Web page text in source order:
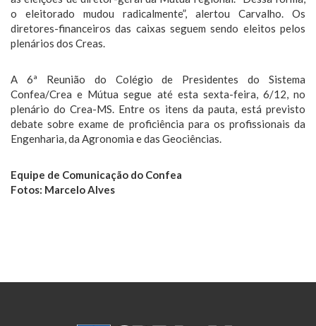
o eleitorado mudou radicalmente”, alertou Carvalho. Os
diretores-financeiros das caixas seguem sendo eleitos pelos
plenários dos Creas.
A 6ª Reunião do Colégio de Presidentes do Sistema
Confea/Crea e Mútua segue até esta sexta-feira, 6/12, no
plenário do Crea-MS. Entre os itens da pauta, está previsto
debate sobre exame de proficiência para os profissionais da
Engenharia, da Agronomia e das Geociências.
Equipe de Comunicação do Confea
Fotos: Marcelo Alves